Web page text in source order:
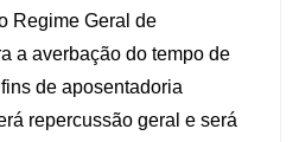
Regime Geral de
a averbação do tempo de
de aposentadoria
repercussão geral e será